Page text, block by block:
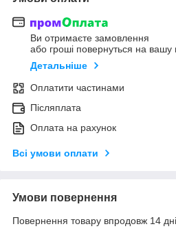
Ви отримаєте замовлення
або гроші повернуться на вашу
Детальніше
Оплатити частинами
Післяплата
Оплата на рахунок
Всі умови оплати
Умови повернення
Повернення товару впродовж 14